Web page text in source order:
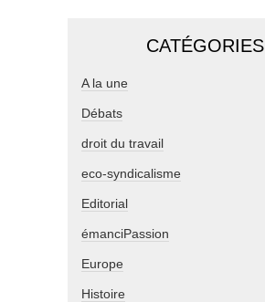
CATÉGORIES
A la une
Débats
droit du travail
eco-syndicalisme
Editorial
émanciPassion
Europe
Histoire